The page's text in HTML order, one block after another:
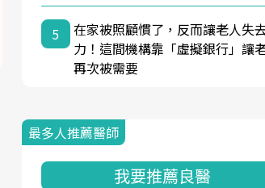
5
在家被照顧慣了，反而讓老人失
力！這間機構靠「虛擬銀行」讓
再次被需要
最多人推薦醫師
我要推薦良醫